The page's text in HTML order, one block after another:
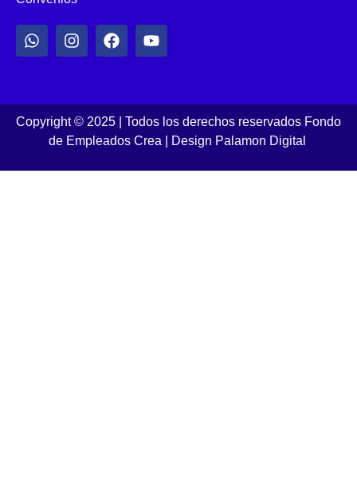
Copyright © 2025 | Todos los derechos reservados Fondo
de Empleados Crea
Design Palamon Digital